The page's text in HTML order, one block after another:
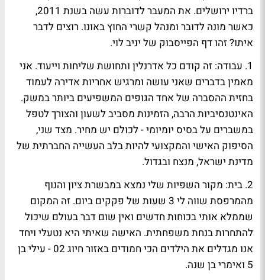
ברדיו ירושלים
. את המעבר לדוברות עשה בשנת 2011,
כאשר מונה לדובר ומנהל קשרי החוץ באונו. רוצים לדבר
איתו?זהו דף הפייסבוק של יניב לוי.
1. עבודה:
זה קודם כל אדרנלין ותחושת שליחות וייעוד. אני
מאמין בדברים שאני עושה ומרגיש אחריות אדירה לעמוד
בחזית ההסברה של אחד הגופים המשפיעים ביותר במשק.
האינטנסיביות הרבה, הזמינות מסביב לשעון והצורך לטפל
במשברים על בסיס יומיומי - לכולם יש מחיר. מצד שני,
הסיפוק האישי והמקצועי להיות בלב העשייה החברתית של
מדינת ישראל, מנצח ובגדול.
2. בית:
מקור השפיות שלי נמצא במבשרת ציון והנוף
מהמרפסת שווה לי 3 שעות של פקקים ביום. זה המקום
שממלא אותי בכוחות חדשים ואין שום דבר בעולם שיכול
להתחרות בנחת משפחתית. האישה שאיתי היא נטעלי ויחד
אנו מגדלים את הילדים הכי חמודים באזור חיוג 02 -
עיליבן
5 ו אימריבן שנה.